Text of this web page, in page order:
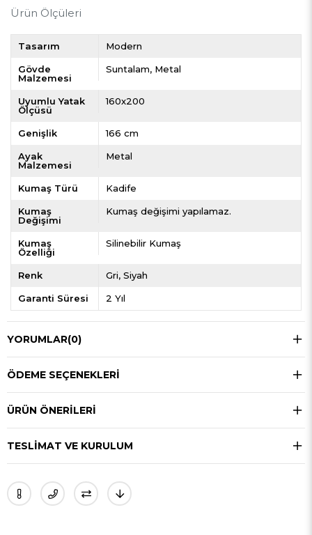
Ürün Ölçüleri
Tasarım Modern
Gövde
Malzemesi
Suntalam Metal
Uyumlu Yatak
Ölçüsü
160x200
Genişlik 166 cm
Ayak
Malzemesi
Metal
Kumaş Türü Kadife
Kumaş
Değişimi
Kumaş değişimi yapılamaz.
Kumaş
Özelliği
Silinebilir Kumaş
Renk Gri Siyah
Garanti Süresi 2 Yıl
YORUMLAR(0)
ÖDEME SEÇENEKLERI
ÜRÜN ÖNERILERI
TESLIMAT VE KURULUM